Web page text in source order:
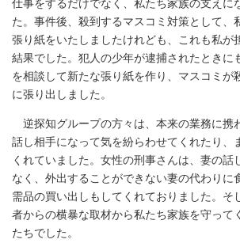
仕事をするだけでなく、私たち家族の支えに
た。事件後、殺到するマスコミ対策として、
張り紙をいたしましたけれども、これも私が
結果でした。犯人の少年が逮捕されたときに
を相談して新たな張り紙を作り、マスコミが
に張り出しました。
逆探知グループの方々は、本来の業務に携
話し相手になって気を紛らわせてくれたり、
くれていました。女性の刑事さんは、妻の話
なく、外出することができない妻の代わりに
需品の買い出しもしてくれておりました。そ
者からの横暴な取材から私たち家族を守って
たちでした。